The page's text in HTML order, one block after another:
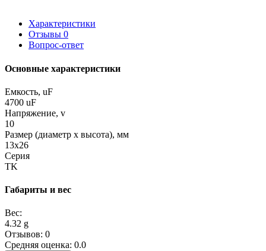
Характеристики
Отзывы 0
Вопрос-ответ
Основные характеристики
Емкость, uF
4700 uF
Напряжение, v
10
Размер (диаметр х высота), мм
13x26
Серия
TK
Габариты и вес
Вес:
4.32 g
Отзывов: 0
Средняя оценка: 0.0